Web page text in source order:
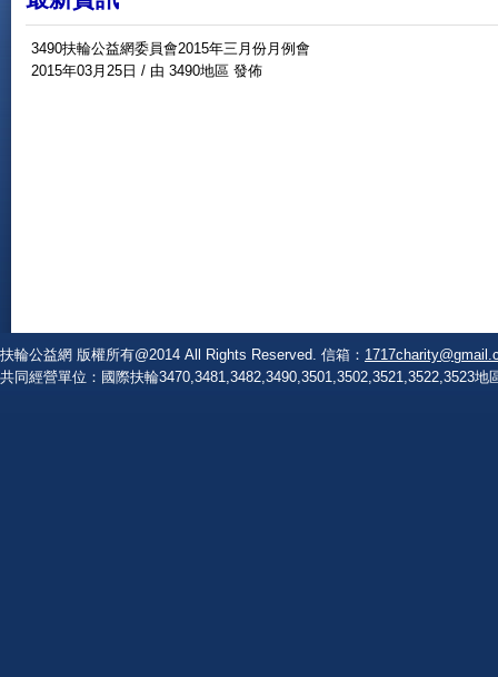
3490扶輪公益網委員會2015年三月份月例會
2015年03月25日 / 由 3490地區 發佈
扶輪公益網 版權所有@2014 All Rights Reserved. 信箱：
共同經營單位：國際扶輪3470,3481,3482,3490,3501,3502,3521,3522,3523地